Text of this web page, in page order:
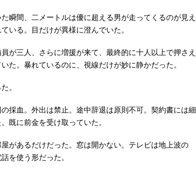
瞬間、二メートルは優に超える男が走ってくるのが見え
いる。目だけが異様に澄んでいた。
が三人、さらに増援が来て、最終的に十人以上で押さえ
た。暴れているのに、視線だけが妙に静かだった。
。
採血。外出は禁止。途中辞退は原則不可。契約書には細
既に前金を受け取っていた。
があるだけだった。窓は開かない。テレビは地上波の
を使う形だった。